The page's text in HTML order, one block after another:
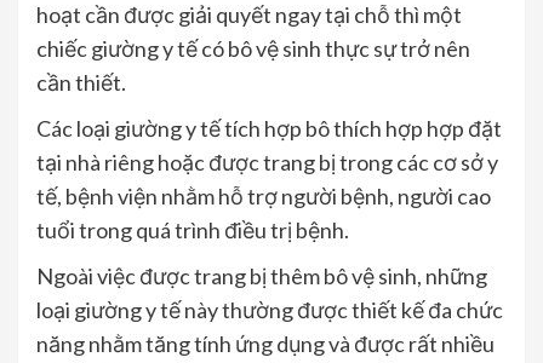
hoạt cần được giải quyết ngay tại chỗ thì một
chiếc giường y tế có bô vệ sinh thực sự trở nên
cần thiết.
Các loại giường y tế tích hợp bô thích hợp hợp đặt
tại nhà riêng hoặc được trang bị trong các cơ sở y
tế, bệnh viện nhằm hỗ trợ người bệnh, người cao
tuổi trong quá trình điều trị bệnh.
Ngoài việc được trang bị thêm bô vệ sinh, những
loại giường y tế này thường được thiết kế đa chức
năng nhằm tăng tính ứng dụng và được rất nhiều